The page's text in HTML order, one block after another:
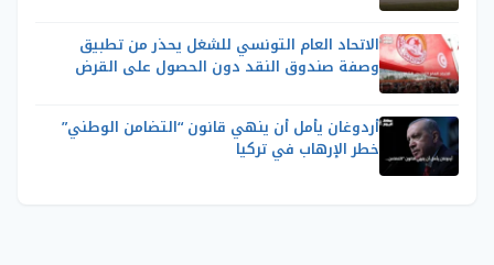
الاتحاد العام التونسي للشغل يحذر من تطبيق
وصفة صندوق النقد دون الحصول على القرض
أردوغان يأمل أن ينهي قانون “التضامن الوطني”
خطر الإرهاب في تركيا